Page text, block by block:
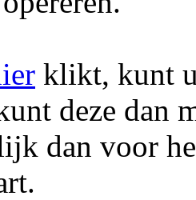
klikt, kunt
deze dan
dan voor